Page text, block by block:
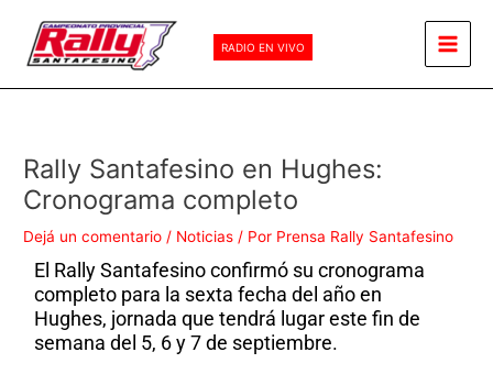
contenido
RADIO EN VIVO
Main
Rally Santafesino en Hughes:
Cronograma completo
Dejá un comentario / Noticias / Por Prensa Rally Santafesino
El Rally Santafesino confirmó su cronograma
completo para la sexta fecha del año en
Hughes, jornada que tendrá lugar este fin de
semana del 5, 6 y 7 de septiembre.